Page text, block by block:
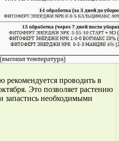
проводить в
Это позволяет растению
запастись необходимыми